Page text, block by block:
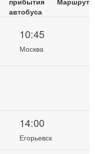
автобуса
10:45
Москва
14:00
Егорьевск